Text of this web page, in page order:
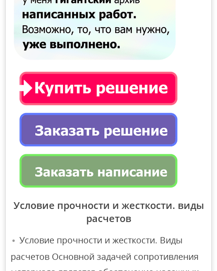
Условие прочности и жесткости. виды
расчетов
Условие прочности и жесткости. Виды
расчетов Основной задачей сопротивления